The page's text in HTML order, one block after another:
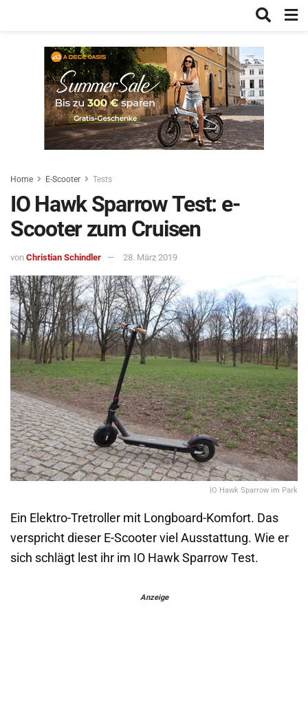
Home E-Scooter Tests
IO Hawk Sparrow Test: e-
Scooter zum Cruisen
von Christian Schindler 28. März 2019
IO Hawk Sparrow im Park
Ein Elektro-Tretroller mit Longboard-Komfort. Das
verspricht dieser E-Scooter viel Ausstattung. Wie er
sich schlägt lest ihr im IO Hawk Sparrow Test.
Anzeige